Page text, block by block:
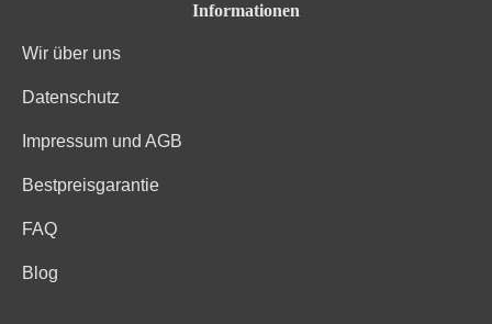
Informationen
Wir über uns
Datenschutz
Impressum und AGB
Bestpreisgarantie
FAQ
Blog